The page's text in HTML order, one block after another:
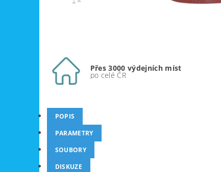
Přes 3000 výdejních míst
po celé ČR
POPIS
PARAMETRY
SOUBORY
DISKUZE